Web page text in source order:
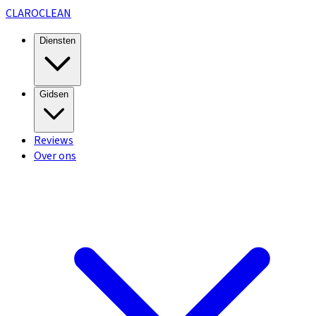
CLAROCLEAN
Diensten
Gidsen
Reviews
Over ons